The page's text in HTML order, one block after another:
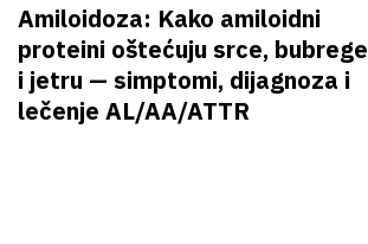
Amiloidoza: Kako amiloidni
proteini oštećuju srce, bubrege
i jetru — simptomi, dijagnoza i
lečenje AL/AA/ATTR